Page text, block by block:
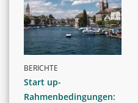
BERICHTE
Start up-
Rahmenbedingungen: